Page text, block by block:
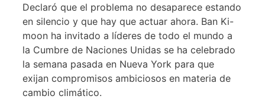
Declaró que el problema no desaparece estando
en silencio y que hay que actuar ahora. Ban Ki-
moon ha invitado a líderes de todo el mundo a
la Cumbre de Naciones Unidas se ha celebrado
la semana pasada en Nueva York para que
exijan compromisos ambiciosos en materia de
cambio climático.